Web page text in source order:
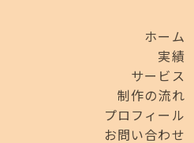
ホーム
実績
サービス
制作の流れ
プロフィール
お問い合わせ